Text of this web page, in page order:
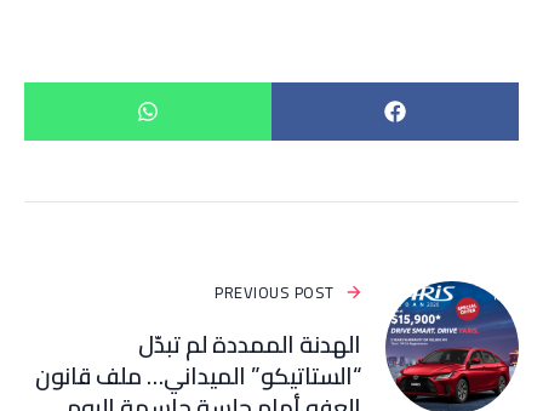
PREVIOUS POST
الهدنة الممددة لم تبدّل
“الستاتيكو” الميداني… ملف قانون